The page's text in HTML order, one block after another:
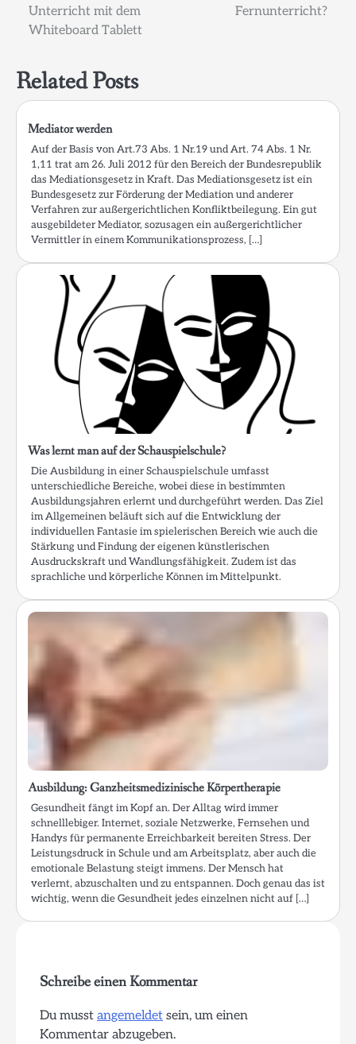
Unterricht mit dem
Whiteboard Tablett
Fernunterricht?
Related Posts
Mediator werden
Auf der Basis von Art.73 Abs. 1 Nr.19 und Art. 74 Abs. 1 Nr.
1,11 trat am 26. Juli 2012 für den Bereich der Bundesrepublik
das Mediationsgesetz in Kraft. Das Mediationsgesetz ist ein
Bundesgesetz zur Förderung der Mediation und anderer
Verfahren zur außergerichtlichen Konfliktbeilegung. Ein gut
ausgebildeter Mediator, sozusagen ein außergerichtlicher
Vermittler in einem Kommunikationsprozess, […]
Was lernt man auf der Schauspielschule?
Die Ausbildung in einer Schauspielschule umfasst
unterschiedliche Bereiche, wobei diese in bestimmten
Ausbildungsjahren erlernt und durchgeführt werden. Das Ziel
im Allgemeinen beläuft sich auf die Entwicklung der
individuellen Fantasie im spielerischen Bereich wie auch die
Stärkung und Findung der eigenen künstlerischen
Ausdruckskraft und Wandlungsfähigkeit. Zudem ist das
sprachliche und körperliche Können im Mittelpunkt.
Ausbildung: Ganzheitsmedizinische Körpertherapie
Gesundheit fängt im Kopf an. Der Alltag wird immer
schnelllebiger. Internet, soziale Netzwerke, Fernsehen und
Handys für permanente Erreichbarkeit bereiten Stress. Der
Leistungsdruck in Schule und am Arbeitsplatz, aber auch die
emotionale Belastung steigt immens. Der Mensch hat
verlernt, abzuschalten und zu entspannen. Doch genau das ist
wichtig, wenn die Gesundheit jedes einzelnen nicht auf […]
Schreibe einen Kommentar
Du musst angemeldet sein, um einen
Kommentar abzugeben.